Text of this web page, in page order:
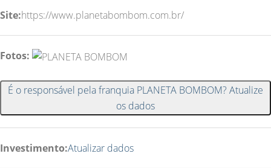
Site:https://www.planetabombom.com.br/
Fotos:
É o responsável pela franquia PLANETA BOMBOM? Atualize
os dados
Investimento:Atualizar dados